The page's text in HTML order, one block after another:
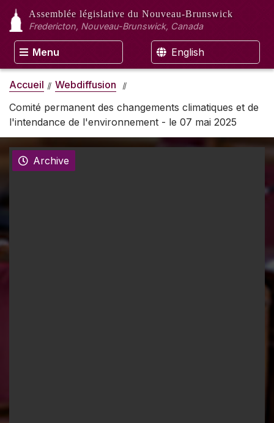
Assemblée législative du Nouveau-Brunswick
Fredericton, Nouveau-Brunswick, Canada
Menu English
Accueil
Webdiffusion
Comité permanent des changements climatiques et de
l'intendance de l'environnement - le 07 mai 2025
Archive